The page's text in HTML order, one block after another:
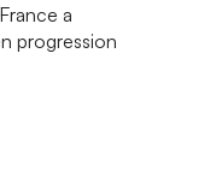
a
progression